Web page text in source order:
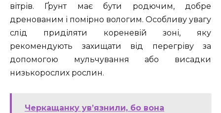
вітрів. Ґрунт має бути родючим, добре
дренованим і помірно вологим. Особливу увагу
слід приділяти кореневій зоні, яку
рекомендують захищати від перегріву за
допомогою мульчування або висадки
низькорослих рослин.
Черкащанку ув’язнили, бо вона